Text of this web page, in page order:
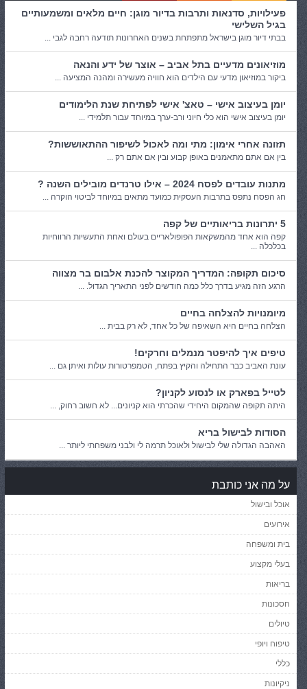
פעילויות, סדנאות ותרבות בדיור מוגן: חיים מלאים ומשמעותיים
בגיל השלישי
בבתי דיור מוגן בישראל מתפתחת בשנים האחרונות תודעה רחבה לגבי ...
מוזיאונים מדעיים בתל אביב – אוצר של ידע והנאה
ביקור במוזיאון מדעי עם הילדים הוא חוויה מעשירה ומהנה המציעה ...
יומן בעיצוב אישי – טאצ' אישי לפתיחת שנת הלימודים
יומן בעיצוב אישי הוא כלי חיוני ורב-ערך במיוחד עבור תלמידי ...
תזונה אחרי אימון: מתי ומה לאכול לשיפור ההתאוששות?
בין אם אתם מתאמנים באופן קבוע ובין אם אתם רק ...
מתנות עובדים לפסח 2024 – אילו טרנדים מובילים השנה ?
חג הפסח נתפס בתרבות העסקית כמועד מתאים במיוחד לביטוי הוקרה ...
5 יתרונות בריאותיים של קפה
קפה הוא אחד מהמשקאות הפופולאריים בעולם ואחת התעשיות הרווחיות
בכלכלה ...
סיכום תקופה: המדריך המקוצר להכנת אלבום בר מצווה
הרגע הזה מגיע בדרך כלל כמה חודשים לפני התאריך הגדול. ...
מיומנויות להצלחה בחיים
הצלחה בחיים היא השאיפה של כל אחד, לא רק בבית ...
טיפים איך להיפטר מנמלים וחרקים!
עונת האביב כבר התחילה והקיץ בפתח, הטמפרטורות עולות ואיתן גם ...
לטייל בפארק או לנסוע לקניון?
היתה תקופה שהמקום היחידי שהכרתי הוא קניונים... לא חשוב רחוק, ...
הסודות לבישול בריא
האהבה הגדולה שלי לבישול ולאוכל תרמה לי ולבני משפחתי ליותר ...
על מה אני כותבת
אוכל ובישול
אירועים
בית ומשפחה
בעלי מקצוע
בריאות
חסכונות
טיולים
טיפוח ויופי
כללי
ניקיונות